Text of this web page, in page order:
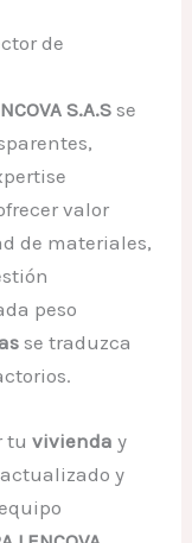
de
S.A.S se
valor
de materiales,
peso
se traduzca
tuvivienda y
y